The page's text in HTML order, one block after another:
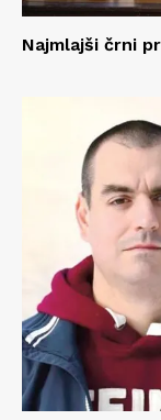
Najmlajši črni